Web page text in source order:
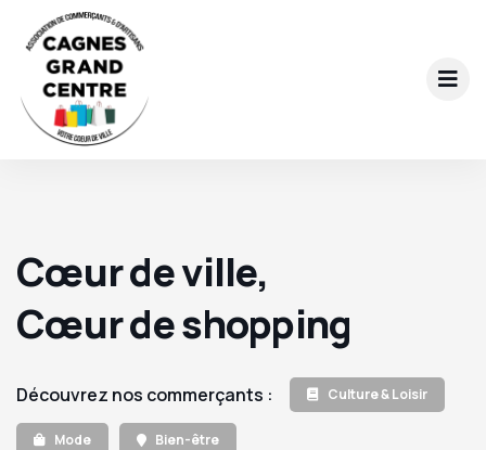
Cœur de ville,
Cœur de shopping
Découvrez nos commerçants : Culture & Loisir
Mode Bien-être